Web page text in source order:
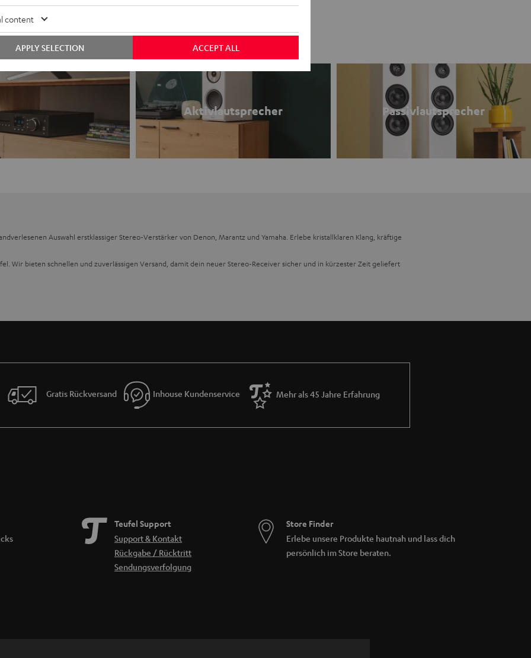
Aktivlautsprecher Passivlautsprecher
Auswahl erstklassiger Stereo-Verstärker von Denon, Marantz und Yamaha. Erlebe kristallklaren Klang, kräftige
Wir bieten schnellen und zuverlässigen Versand, damit dein neuer Stereo-Receiver sicher und in kürzester Zeit geliefert
Denon, Marantz und Yamaha sind mit der neuesten Technologie ausgestattet, um eine nahtlose Verbindung zu deinen
kabellos über
WLANoder
und schließe deine Geräte mühelos an. Genieße den Komfort
für Plattenspieler für MM (Moving Magnet) oder MC (Moving Coil, ggfs. Vorverstärker notwendig).
Gratis Rückversand Inhouse Kundenservice Mehr als 45 Jahre Erfahrung
Teufel Support
Support & Kontakt
Rückgabe / Rücktritt
Sendungsverfolgung
Store Finder
Erlebe unsere Produkte hautnah und lass dich
persönlich im Store beraten.
content
ACCEPT ALL
APPLY SELECTION